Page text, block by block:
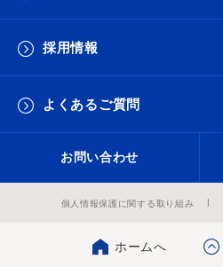
採用情報
よくあるご質問
お問い合わせ
ホームへ
個人情報保護に関する取り組み